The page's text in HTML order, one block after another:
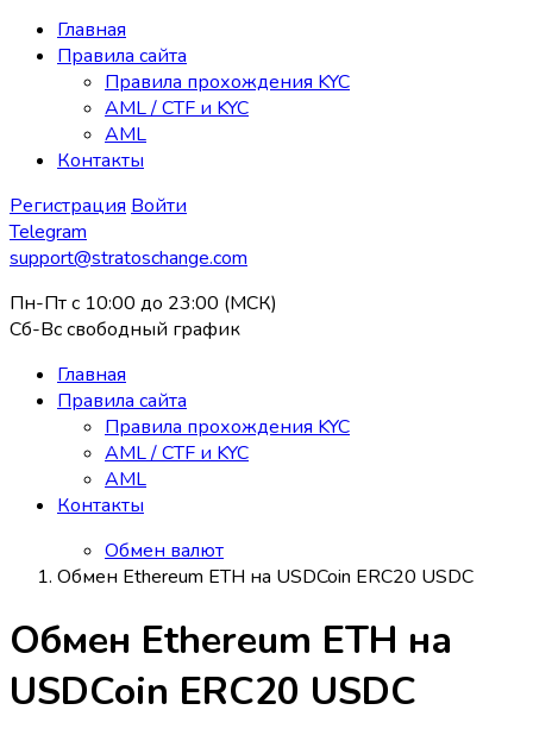
Главная
Правила сайта
Правила прохождения KYC
AML / CTF и KYC
AML
Контакты
Регистрация Войти
Telegram
support@stratoschange.com
Пн-Пт с 10:00 до 23:00 (МСК)
Сб-Вс свободный график
Главная
Правила сайта
Правила прохождения KYC
AML / CTF и KYC
AML
Контакты
Обмен валют
Обмен Ethereum ETH на USDCoin ERC20 USDC
Обмен Ethereum ETH на
USDCoin ERC20 USDC